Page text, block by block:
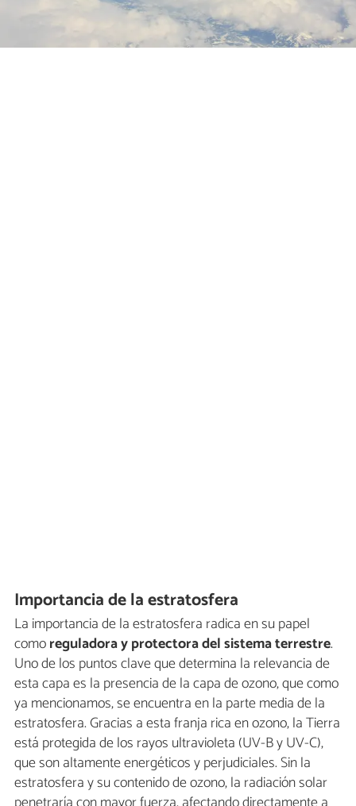
Importancia de la estratosfera
La importancia de la estratosfera radica en su papel
comoreguladora y protectora del sistema terrestre.
Uno de los puntos clave que determina la relevancia de
esta capa es la presencia de la capa de ozono, que como
ya mencionamos, se encuentra en la parte media de la
estratosfera. Gracias a esta franja rica en ozono, la Tierra
está protegida de los rayos ultravioleta (UV-B y UV-C),
que son altamente energéticos y perjudiciales. Sin la
estratosfera y su contenido de ozono, la radiación solar